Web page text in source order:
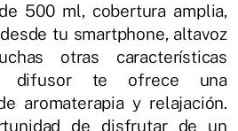
500 ml, cobertura amplia,
tu smartphone, altavoz
otras características
difusor te ofrece una
aromaterapia y relajación.
de disfrutar de un